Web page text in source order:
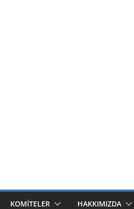
KOMITELER HAKKIMIZDA